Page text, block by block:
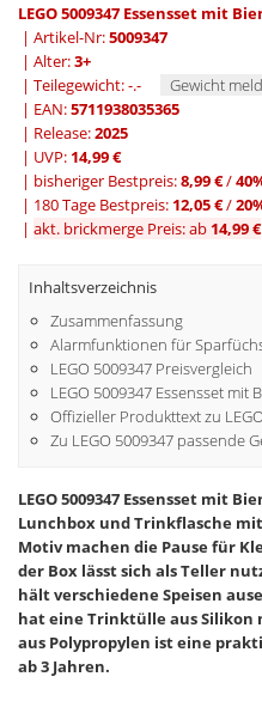
LEGO 5009347 Essensset mit
| Artikel-Nr:5009347
| Alter:3+
| Teilegewicht: -.-
Gewicht
| EAN:5711938035365
| Release:2025
| UVP: 14,99 €
| bisheriger Bestpreis:8,99 €/
| 180 Tage Bestpreis: 12,05 €/
| akt. brickmerge Preis: ab 14,99 €
Inhaltsverzeichnis
Zusammenfassung
Alarmfunktionen für
LEGO 5009347 Preisvergleich
LEGO 5009347 Essensset mit
Offizieller Produkttext zu
Zu LEGO 5009347 passende
LEGO 5009347 Essensset mit
Lunchbox und Trinkflasche
Motiv machen die Pause für
der Box lässt sich als Teller
hält verschiedene Speisen
hat eine Trinktülle aus Silikon
aus Polypropylen ist eine
ab 3 Jahren.